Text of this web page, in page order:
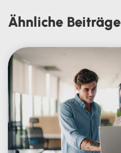
Ähnliche Beiträge